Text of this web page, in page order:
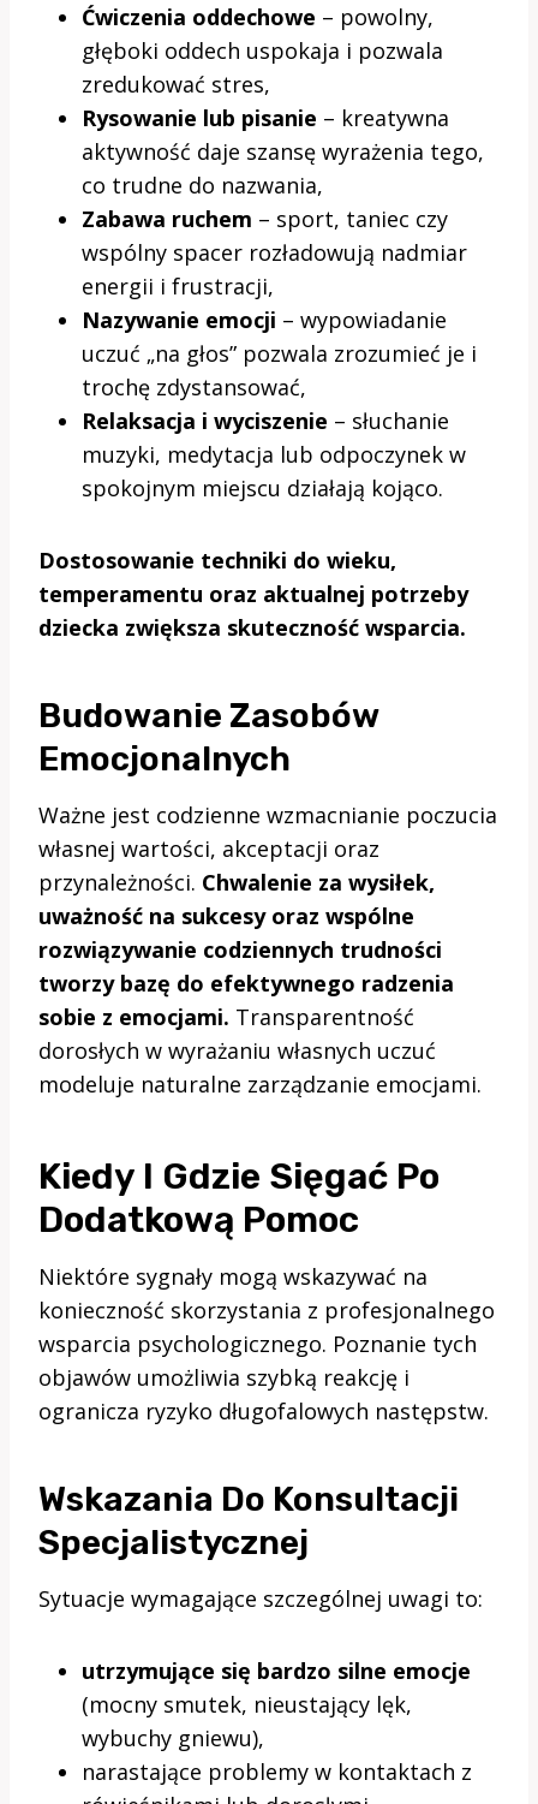
Ćwiczenia oddechowe – powolny,
głęboki oddech uspokaja i pozwala
zredukować stres,
Rysowanie lub pisanie – kreatywna
aktywność daje szansę wyrażenia tego,
co trudne do nazwania,
Zabawa ruchem – sport, taniec czy
wspólny spacer rozładowują nadmiar
energii i frustracji,
Nazywanie emocji – wypowiadanie
uczuć „na głos” pozwala zrozumieć je i
trochę zdystansować,
Relaksacja i wyciszenie – słuchanie
muzyki, medytacja lub odpoczynek w
spokojnym miejscu działają kojąco.
Dostosowanie techniki do wieku,
temperamentu oraz aktualnej potrzeby
dziecka zwiększa skuteczność wsparcia.
Budowanie Zasobów
Emocjonalnych
Ważne jest codzienne wzmacnianie poczucia
własnej wartości, akceptacji oraz
przynależności. Chwalenie za wysiłek,
uważność na sukcesy oraz wspólne
rozwiązywanie codziennych trudności
tworzy bazę do efektywnego radzenia
sobie z emocjami. Transparentność
dorosłych w wyrażaniu własnych uczuć
modeluje naturalne zarządzanie emocjami.
Kiedy I Gdzie Sięgać Po
Dodatkową Pomoc
Niektóre sygnały mogą wskazywać na
konieczność skorzystania z profesjonalnego
wsparcia psychologicznego. Poznanie tych
objawów umożliwia szybką reakcję i
ogranicza ryzyko długofalowych następstw.
Wskazania Do Konsultacji
Specjalistycznej
Sytuacje wymagające szczególnej uwagi to:
utrzymujące się bardzo silne emocje
(mocny smutek, nieustający lęk,
wybuchy gniewu),
narastające problemy w kontaktach z